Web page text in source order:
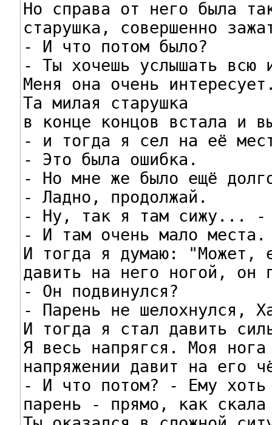
Но справа от него была
старушка, совершенно
- И что потом было?
- Ты хочешь услышать всю
Меня она очень
Та милая старушка
в конце концов встала и
- и тогда я сел на её
- Это была ошибка.
- Но мне же было ещё
- Ладно, продолжай.
- Ну, так я там сижу... -
- И там очень мало места.
И тогда я думаю: "Может,
давить на него ногой, он
- Он подвинулся?
- Парень не шелохнулся,
И тогда я стал давить
Я весь напрягся. Моя нога
напряжении давит на его
- И что потом? - Ему
парень - прямо, как скала